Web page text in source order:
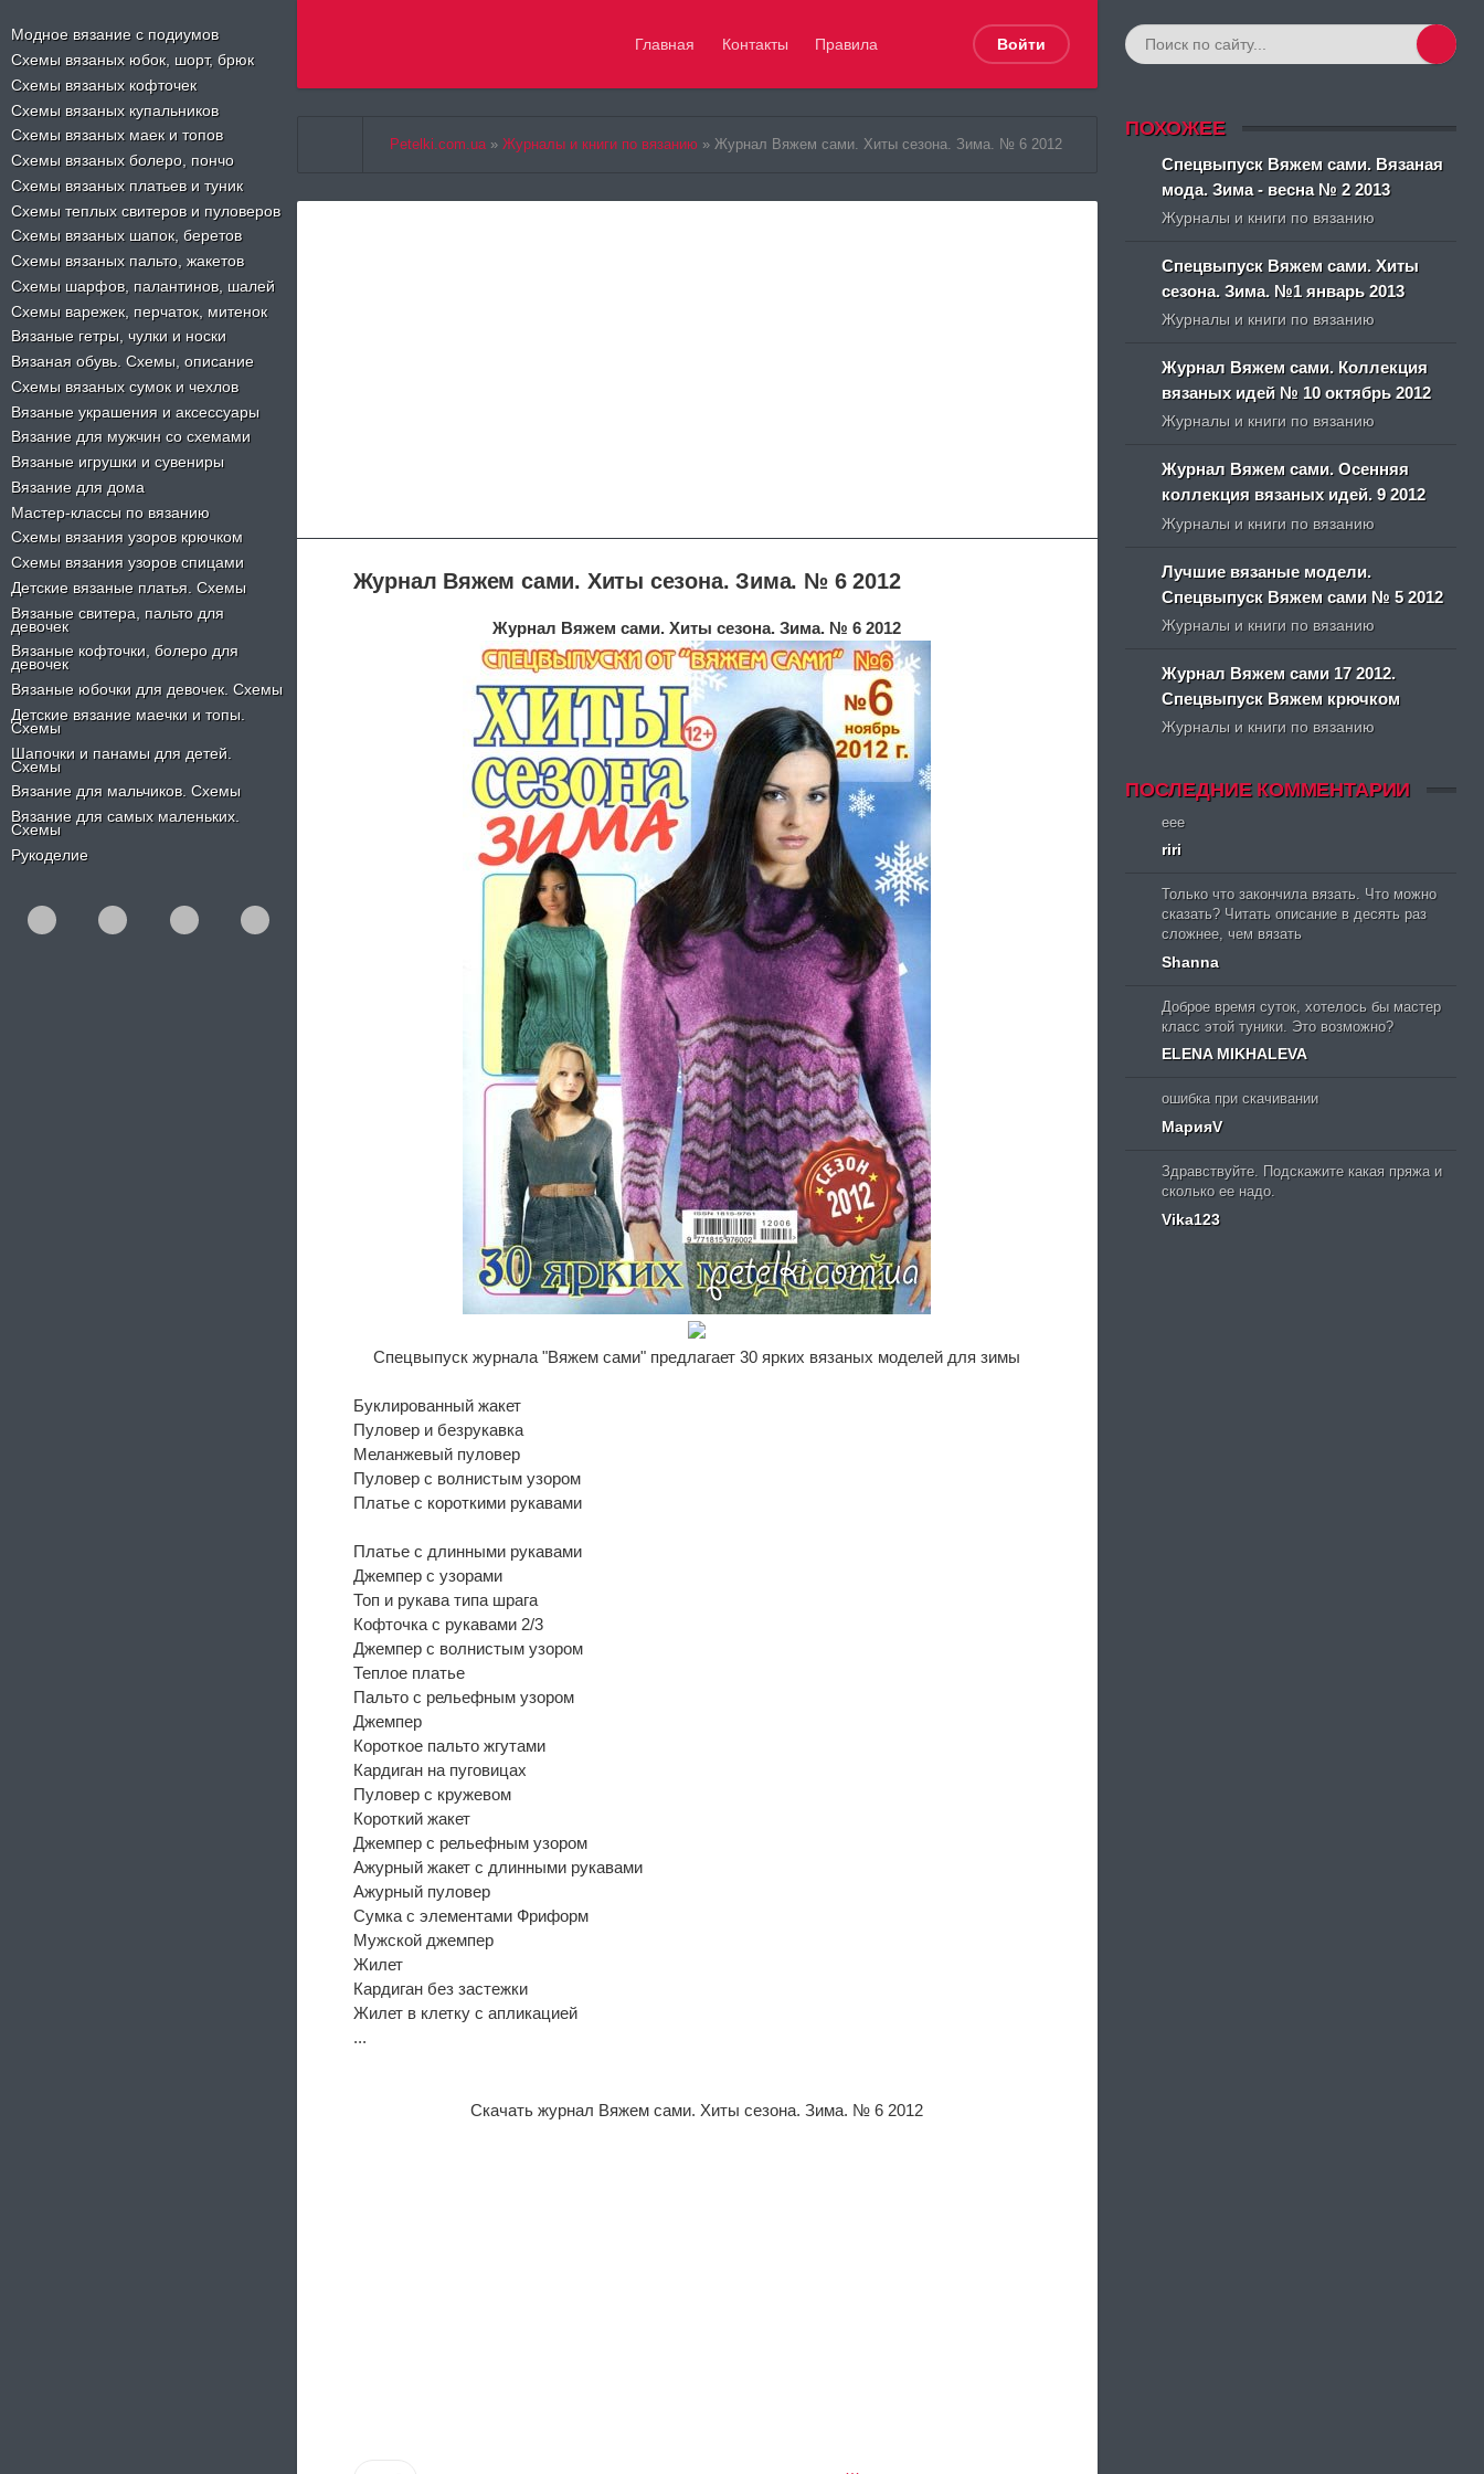
Главная Контакты Правила Войти
Модное вязание с подиумов
Схемы вязаных юбок, шорт, брюк
Схемы вязаных кофточек
Схемы вязаных купальников
Схемы вязаных маек и топов
Схемы вязаных болеро, пончо
Схемы вязаных платьев и туник
Схемы теплых свитеров и пуловеров
Схемы вязаных шапок, беретов
Схемы вязаных пальто, жакетов
Схемы шарфов, палантинов, шалей
Схемы варежек, перчаток, митенок
Вязаные гетры, чулки и носки
Вязаная обувь. Схемы, описание
Схемы вязаных сумок и чехлов
Вязаные украшения и аксессуары
Вязание для мужчин со схемами
Вязаные игрушки и сувениры
Вязание для дома
Мастер-классы по вязанию
Схемы вязания узоров крючком
Схемы вязания узоров спицами
Детские вязаные платья. Схемы
Вязаные свитера, пальто для
девочек
Вязаные кофточки, болеро для
девочек
Вязаные юбочки для девочек. Схемы
Детские вязание маечки и топы.
Схемы
Шапочки и панамы для детей.
Схемы
Вязание для мальчиков. Схемы
Вязание для самых маленьких.
Схемы
Рукоделие
Petelki.com.ua» Журналы и книги по вязанию» Журнал Вяжем сами. Хиты сезона. Зима. № 6 2012
Журнал Вяжем сами. Хиты сезона. Зима. № 6 2012
Журнал Вяжем сами. Хиты сезона. Зима. № 6 2012
Спецвыпуск журнала "Вяжем сами" предлагает 30 ярких вязаных моделей для зимы
Буклированный жакет
Пуловер и безрукавка
Меланжевый пуловер
Пуловер с волнистым узором
Платье с короткими рукавами
Платье с длинными рукавами
Джемпер с узорами
Топ и рукава типа шрага
Кофточка с рукавами 2/3
Джемпер с волнистым узором
Теплое платье
Пальто с рельефным узором
Джемпер
Короткое пальто жгутами
Кардиган на пуговицах
Пуловер с кружевом
Короткий жакет
Джемпер с рельефным узором
Ажурный жакет с длинными рукавами
Ажурный пуловер
Сумка с элементами Фриформ
Мужской джемпер
Жилет
Кардиган без застежки
Жилет в клетку с апликацией
...
Скачать журнал Вяжем сами. Хиты сезона. Зима. № 6 2012
ПОХОЖЕЕ
Спецвыпуск Вяжем сами. Вязаная
мода. Зима - весна № 2 2013
Журналы и книги по вязанию
Спецвыпуск Вяжем сами. Хиты
сезона. Зима. №1 январь 2013
Журналы и книги по вязанию
Журнал Вяжем сами. Коллекция
вязаных идей № 10 октябрь 2012
Журналы и книги по вязанию
Журнал Вяжем сами. Осенняя
коллекция вязаных идей. 9 2012
Журналы и книги по вязанию
Лучшие вязаные модели.
Спецвыпуск Вяжем сами № 5 2012
Журналы и книги по вязанию
Журнал Вяжем сами 17 2012.
Спецвыпуск Вяжем крючком
Журналы и книги по вязанию
ПОСЛЕДНИЕ КОММЕНТАРИИ
eee
riri
Только что закончила вязать. Что можно
сказать? Читать описание в десять раз
сложнее, чем вязать
Shanna
Доброе время суток, хотелось бы мастер
класс этой туники. Это возможно?
ELENA MIKHALEVA
ошибка при скачивании
МарияV
Здравствуйте. Подскажите какая пряжа и
сколько ее надо.
Vika123